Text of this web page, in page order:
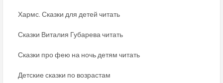
Хармс. Сказки для детей читать
Сказки Виталия Губарева читать
Сказки про фею на ночь детям читать
Детские сказки по возрастам